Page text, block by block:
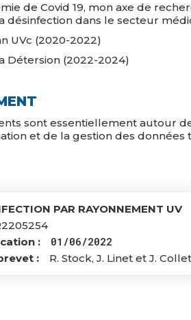
de Covid 19, mon axe de
désinfection dans le secteur
UVc (2020-2022)
Détersion (2022-2024)
sont essentiellement autour
et de la gestion des données
PAR RAYONNEMENT UV
01/06/2022
R. Stock, J. Linet et J.